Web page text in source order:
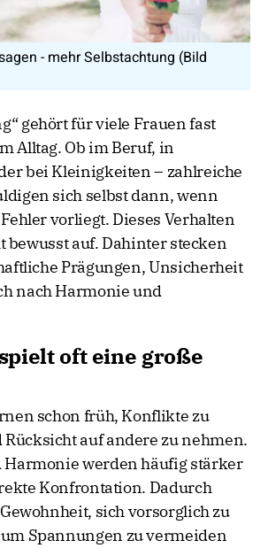
- mehr Selbstachtung (Bild
gehört für viele Frauen fast
Alltag. Ob im Beruf, in
bei Kleinigkeiten – zahlreiche
sich selbst dann, wenn
vorliegt. Dieses Verhalten
bewusst auf. Dahinter stecken
Prägungen, Unsicherheit
nach Harmonie und
oft eine große
schon früh, Konflikte zu
auf andere zu nehmen.
werden häufig stärker
Konfrontation. Dadurch
sich vorsorglich zu
Spannungen zu vermeiden